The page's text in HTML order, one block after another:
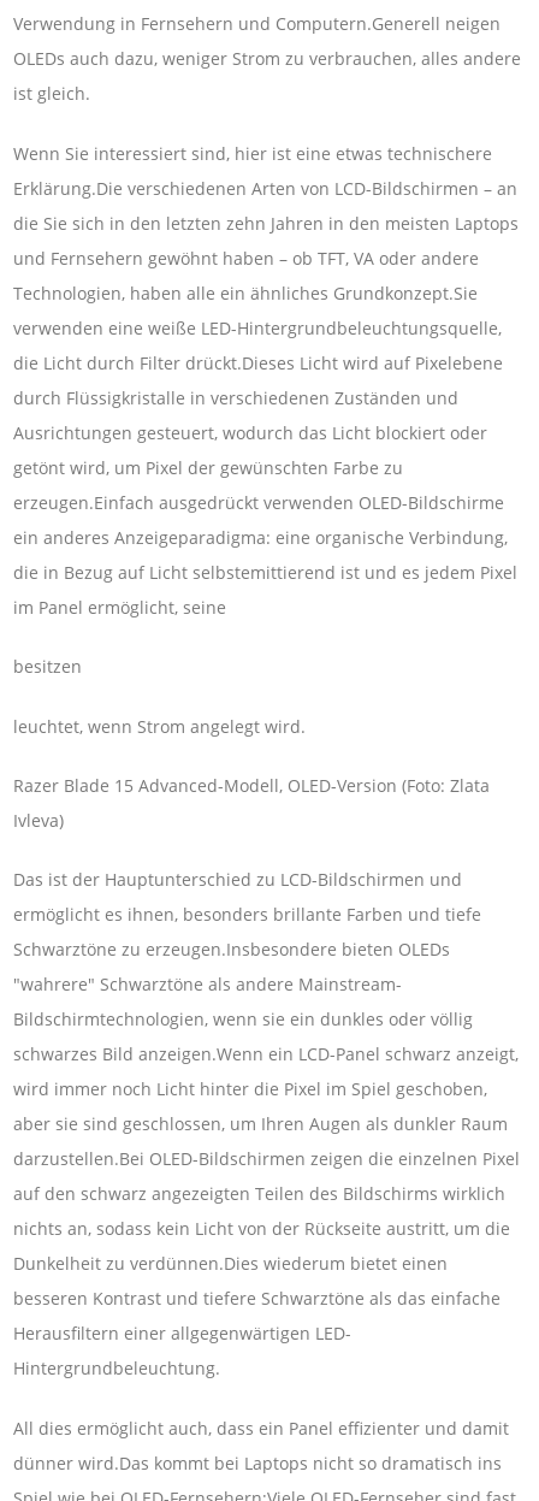
Verwendung in Fernsehern und Computern.Generell neigen
OLEDs auch dazu, weniger Strom zu verbrauchen, alles andere
ist gleich.
Wenn Sie interessiert sind, hier ist eine etwas technischere
Erklärung.Die verschiedenen Arten von LCD-Bildschirmen – an
die Sie sich in den letzten zehn Jahren in den meisten Laptops
und Fernsehern gewöhnt haben – ob TFT, VA oder andere
Technologien, haben alle ein ähnliches Grundkonzept.Sie
verwenden eine weiße LED-Hintergrundbeleuchtungsquelle,
die Licht durch Filter drückt.Dieses Licht wird auf Pixelebene
durch Flüssigkristalle in verschiedenen Zuständen und
Ausrichtungen gesteuert, wodurch das Licht blockiert oder
getönt wird, um Pixel der gewünschten Farbe zu
erzeugen.Einfach ausgedrückt verwenden OLED-Bildschirme
ein anderes Anzeigeparadigma: eine organische Verbindung,
die in Bezug auf Licht selbstemittierend ist und es jedem Pixel
im Panel ermöglicht, seine
besitzen
leuchtet, wenn Strom angelegt wird.
Razer Blade 15 Advanced-Modell, OLED-Version (Foto: Zlata
Ivleva)
Das ist der Hauptunterschied zu LCD-Bildschirmen und
ermöglicht es ihnen, besonders brillante Farben und tiefe
Schwarztöne zu erzeugen.Insbesondere bieten OLEDs
"wahrere" Schwarztöne als andere Mainstream-
Bildschirmtechnologien, wenn sie ein dunkles oder völlig
schwarzes Bild anzeigen.Wenn ein LCD-Panel schwarz anzeigt,
wird immer noch Licht hinter die Pixel im Spiel geschoben,
aber sie sind geschlossen, um Ihren Augen als dunkler Raum
darzustellen.Bei OLED-Bildschirmen zeigen die einzelnen Pixel
auf den schwarz angezeigten Teilen des Bildschirms wirklich
nichts an, sodass kein Licht von der Rückseite austritt, um die
Dunkelheit zu verdünnen.Dies wiederum bietet einen
besseren Kontrast und tiefere Schwarztöne als das einfache
Herausfiltern einer allgegenwärtigen LED-
Hintergrundbeleuchtung.
All dies ermöglicht auch, dass ein Panel effizienter und damit
dünner wird.Das kommt bei Laptops nicht so dramatisch ins